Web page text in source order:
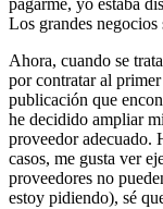
pagarme, yo estaba
Los grandes negocios
Ahora, cuando se
por contratar al
publicación que
he decidido ampliar
proveedor adecuado.
casos, me gusta ver
proveedores no
estoy pidiendo), sé